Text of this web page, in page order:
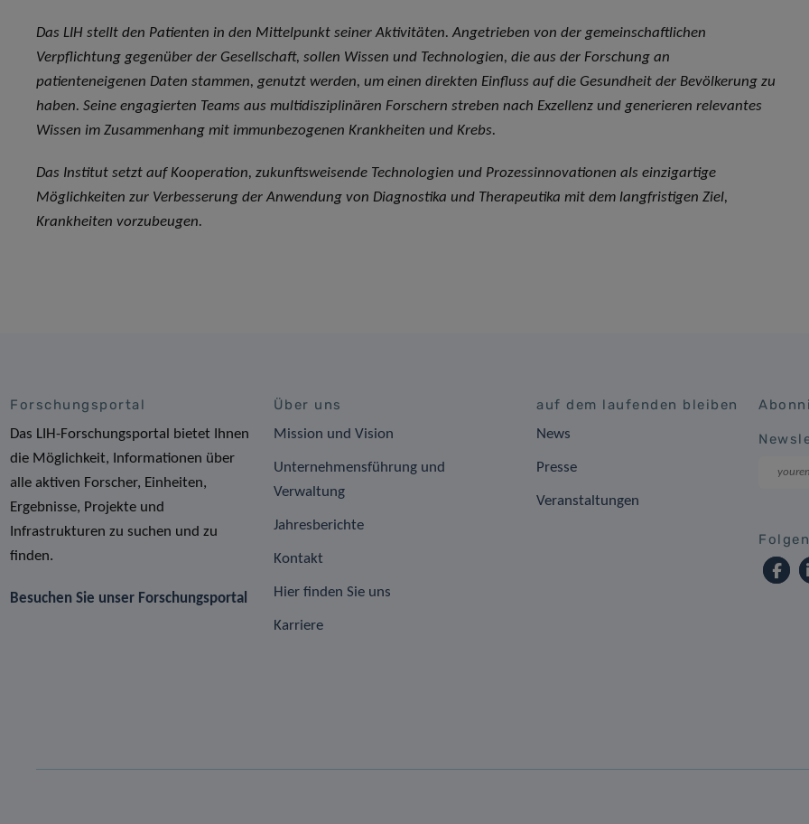
Das LIH stellt den Patienten in den Mittelpunkt seiner Aktivitäten. Angetrieben von der gemeinschaftlichen
Verpflichtung gegenüber der Gesellschaft, sollen Wissen und Technologien, die aus der Forschung an
patienteneigenen Daten stammen, genutzt werden, um einen direkten Einfluss auf die Gesundheit der Bevölkerung zu
haben. Seine engagierten Teams aus multidisziplinären Forschern streben nach Exzellenz und generieren relevantes
Wissen im Zusammenhang mit immunbezogenen Krankheiten und Krebs.
Das Institut setzt auf Kooperation, zukunftsweisende Technologien und Prozessinnovationen als einzigartige
Möglichkeiten zur Verbesserung der Anwendung von Diagnostika und Therapeutika mit dem langfristigen Ziel,
Krankheiten vorzubeugen.
Forschungsportal
Das LIH-Forschungsportal bietet Ihnen
die Möglichkeit, Informationen über
alle aktiven Forscher, Einheiten,
Ergebnisse, Projekte und
Infrastrukturen zu suchen und zu
finden.
Besuchen Sie unser Forschungsportal
Über uns
Mission und Vision
Unternehmensführung und
Verwaltung
Jahresberichte
Kontakt
Hier finden Sie uns
Karriere
auf dem laufenden bleiben
News
Presse
Veranstaltungen